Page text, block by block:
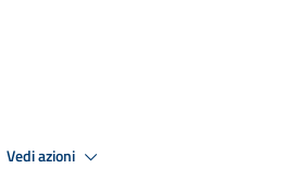
Vedi azioni